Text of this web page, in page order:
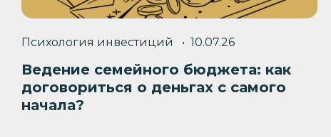
Психология инвестиций 10.07.26
Ведение семейного бюджета: как
договориться о деньгах с самого
начала?